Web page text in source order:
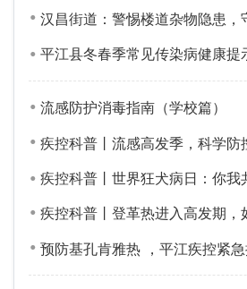
汉昌街道：警惕楼道杂物隐患，守住居
平江县冬春季常见传染病健康提
流感防护消毒指南（学校篇）
疾控科普丨流感高发季，科学防
疾控科普丨世界狂犬病日：你我共同行动，共筑
疾控科普丨登革热进入高发期，如
预防基孔肯雅热 ，平江疾控紧